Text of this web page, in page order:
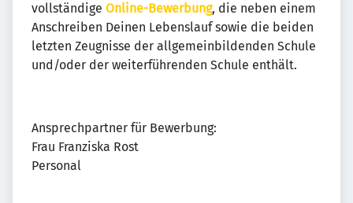
vollständige Online-Bewerbung, die neben einem
Anschreiben Deinen Lebenslauf sowie die beiden
letzten Zeugnisse der allgemeinbildenden Schule
und/oder der weiterführenden Schule enthält.
Ansprechpartner für Bewerbung:
Frau Franziska Rost
Personal